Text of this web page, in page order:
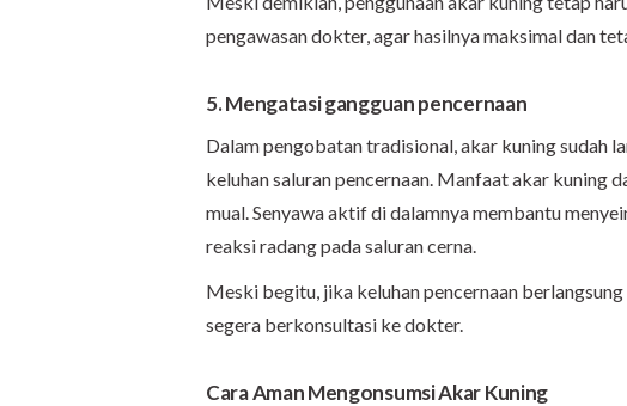
pengawasan dokter, agar hasilnya maksimal dan
5. Mengatasi gangguan pencernaan
Dalam pengobatan tradisional, akar kuning sudah
keluhan saluran pencernaan. Manfaat akar kuning
mual. Senyawa aktif di dalamnya membantu
reaksi radang pada saluran cerna.
Meski begitu, jika keluhan pencernaan
segera berkonsultasi ke dokter.
Cara Aman Mengonsumsi Akar Kuning